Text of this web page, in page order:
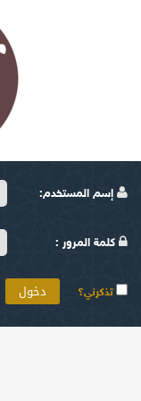
إسم المستخدم:
كلمة المرور :
تذكرني؟